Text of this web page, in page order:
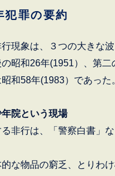
罪の要約
現象は、３つの大きな
昭和26年(1951）、第二
和58年(1983）であった
院という現場
非行は、「警察白書」
的な物品の窮乏、とりわ